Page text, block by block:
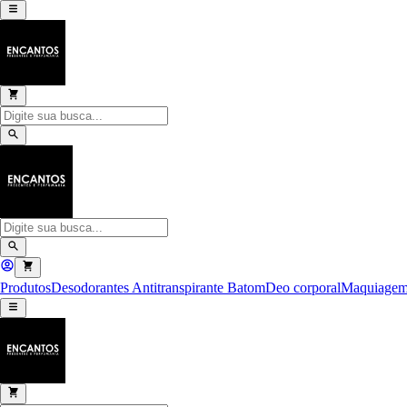
ProdutosDesodorantes Antitranspirante BatomDeo corporal